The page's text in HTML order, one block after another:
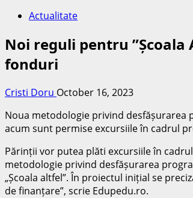
Actualitate
Noi reguli pentru
fonduri
Cristi Doru October 16, 2023
Noua metodologie privind desfășurarea
acum sunt permise excursiile în cadrul
Părinții vor putea plăti excursiile în
metodologie privind desfășurarea
„Școala altfel”. În proiectul inițial se
de finanțare”, scrie Edupedu.ro.